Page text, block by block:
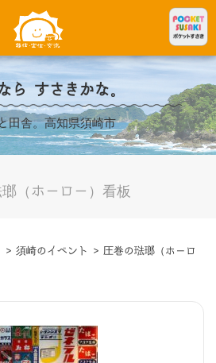
ら すさきかな。
田舎。高知県須崎市
（ホーロー）看板
> 須崎のイベント > 圧巻の琺瑯（ホーロ